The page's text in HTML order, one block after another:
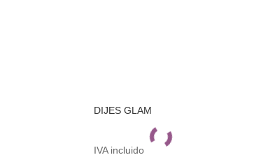
DIJES GLAM
IVA incluido